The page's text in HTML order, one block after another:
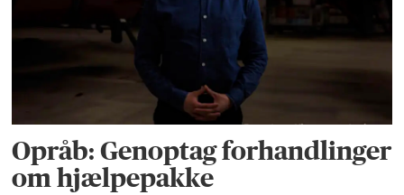
Opråb: Genoptag forhandlinger
om hjælpepakke